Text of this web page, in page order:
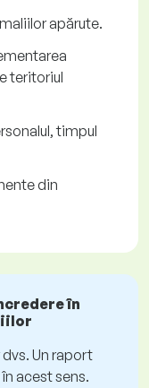
apărute.
teritoriul
timpul
din
în
Un raport
acest sens.